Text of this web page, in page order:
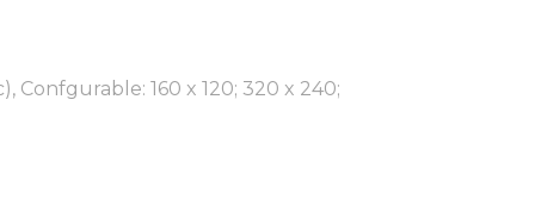
Confgurable: 160 x 120; 320 x 240;